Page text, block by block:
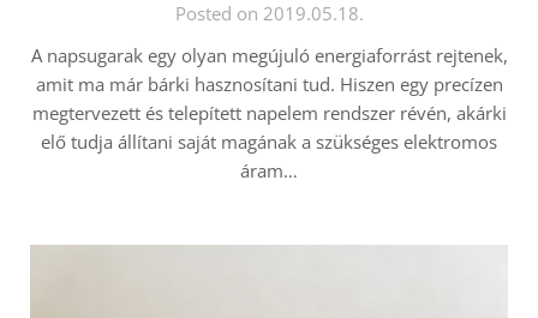
Posted on 2019.05.18.
A napsugarak egy olyan megújuló energiaforrást rejtenek,
amit ma már bárki hasznosítani tud. Hiszen egy precízen
megtervezett és telepített napelem rendszer révén, akárki
elő tudja állítani saját magának a szükséges elektromos
áram…